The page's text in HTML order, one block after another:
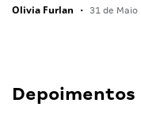
Olivia Furlan • 31 de Maio
Depoimentos